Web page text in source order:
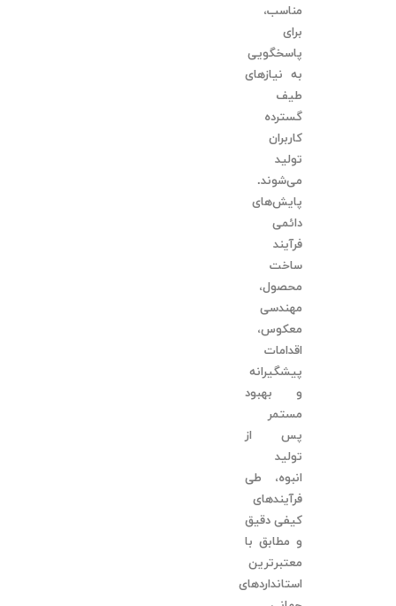
مناسب،
برای
پاسخگویی
به نیازهای
طیف
گسترده
کاربران
تولید
می‌شوند.
پایش‌های
دائمی
فرآیند
ساخت
محصول،
مهندسی
معکوس،
اقدامات
پیشگیرانه
و بهبود
مستمر
پس از
تولید
انبوه، طی
فرآیندهای
کیفی دقیق
و مطابق با
معتبرترین
استانداردهای